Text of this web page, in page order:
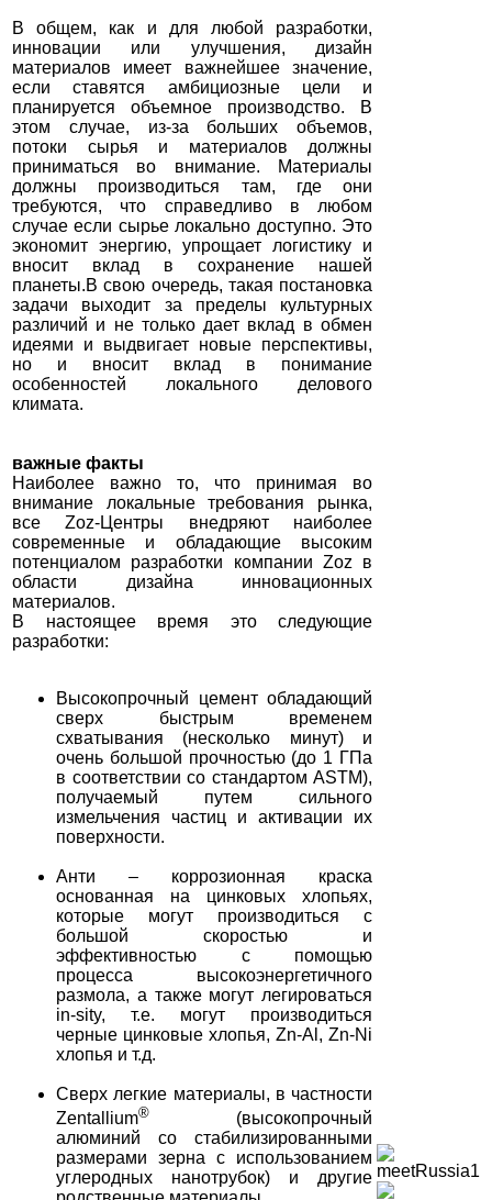
В общем, как и для любой разработки,
инновации или улучшения, дизайн
материалов имеет важнейшее значение,
если ставятся амбициозные цели и
планируется объемное производство. В
этом случае, из-за больших объемов,
потоки сырья и материалов должны
приниматься во внимание. Материалы
должны производиться там, где они
требуются, что справедливо в любом
случае если сырье локально доступно. Это
экономит энергию, упрощает логистику и
вносит вклад в сохранение нашей
планеты.В свою очередь, такая постановка
задачи выходит за пределы культурных
различий и не только дает вклад в обмен
идеями и выдвигает новые перспективы,
но и вносит вклад в понимание
особенностей локального делового
климата.
важные факты
Наиболее важно то, что принимая во
внимание локальные требования рынка,
все Zoz-Центры внедряют наиболее
современные и обладающие высоким
потенциалом разработки компании Zoz в
области дизайна инновационных
материалов.
В настоящее время это следующие
разработки:
Высокопрочный цемент обладающий
сверх быстрым временем
схватывания (несколько минут) и
очень большой прочностью (до 1 ГПа
в соответствии со стандартом ASTM),
получаемый путем сильного
измельчения частиц и активации их
поверхности.
Анти – коррозионная краска
основанная на цинковых хлопьях,
которые могут производиться с
большой скоростью и
эффективностью с помощью
процесса высокоэнергетичного
размола, а также могут легироваться
in-sity, т.е. могут производиться
черные цинковые хлопья, Zn-Al, Zn-Ni
хлопья и т.д.
Сверх легкие материалы, в частности
Zentallium® (высокопрочный
алюминий со стабилизированными
размерами зерна с использованием
углеродных нанотрубок) и другие